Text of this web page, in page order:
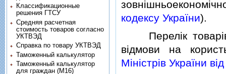
кодексу України).
Перелiк
вiдмови на
Мiнiстрiв України
Классификационные
решения ГТСУ
Средняя расчетная
стоимость товаров согласно
УКТВЭД
Справка по товару УКТВЭД
Таможенный калькулятор
Таможенный калькулятор
для граждан (M16)